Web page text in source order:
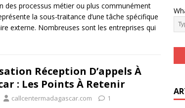
des processus métier ou plus communément
la sous-traitance d’une tâche spécifique
externe. Nombreuses sont les entreprises qui
Réception D’appels À
: Les Points À Retenir
callcentermadagascar.com 1